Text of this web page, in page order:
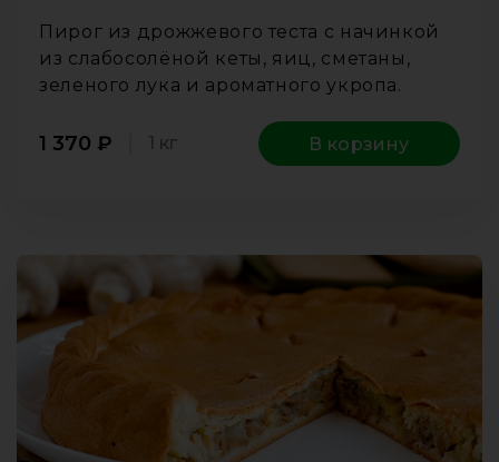
Пирог из дрожжевого теста с начинкой
из слабосолёной кеты, яиц, сметаны,
зеленого лука и ароматного укропа.
1 370 ₽ 1 кг В корзину